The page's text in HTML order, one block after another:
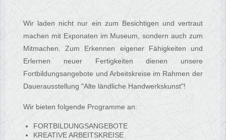
Wir laden nicht nur ein zum Besichtigen und vertraut
machen mit Exponaten im Museum, sondern auch zum
Mitmachen. Zum Erkennen eigener Fähigkeiten und
Erlernen neuer Fertigkeiten dienen unsere
Fortbildungsangebote und Arbeitskreise im Rahmen der
Dauerausstellung "Alte ländliche Handwerkskunst"!
Wir bieten folgende Programme an:
FORTBILDUNGSANGEBOTE
KREATIVE ARBEITSKREISE